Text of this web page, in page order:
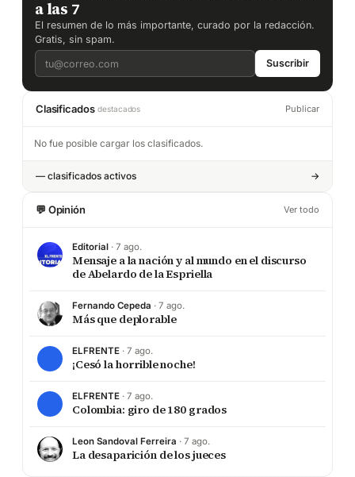
a las 7
El resumen de lo más importante, curado por la redacción.
Gratis, sin spam.
Suscribir
Clasificados destacados Publicar
No fue posible cargar los clasificados.
— clasificados activos →
💬 Opinión Ver todo
Editorial · 7 ago.
Mensaje a la nación y al mundo en el discurso
de Abelardo de la Espriella
Fernando Cepeda · 7 ago.
Más que deplorable
ELFRENTE · 7 ago.
¡Cesó la horrible noche!
ELFRENTE · 7 ago.
Colombia: giro de 180 grados
Leon Sandoval Ferreira · 7 ago.
La desaparición de los jueces